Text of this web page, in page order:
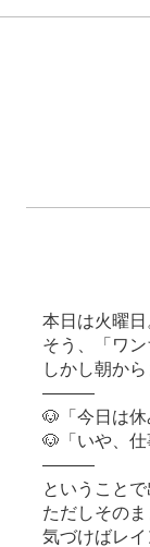
本日は火曜日
そう、「ワ
しかし朝か
———
🐶「今日は休
🐶「いや、仕
———
ということで
ただしその
気づけばレ